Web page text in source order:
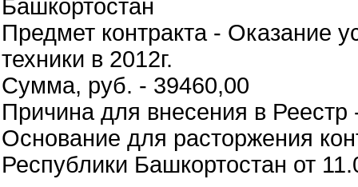
Башкортостан
Предмет контракта - Оказание
техники в 2012г.
Сумма, руб. - 39460,00
Причина для внесения в Реестр
Основание для расторжения
Республики Башкортостан от